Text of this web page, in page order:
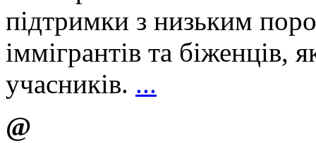
підтримки з низьким
іммігрантів та біженців,
учасників. ...
@